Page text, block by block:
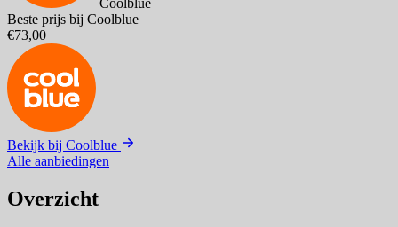
Coolblue
Beste prijs bij Coolblue
€73,00
Bekijk bij Coolblue
Alle aanbiedingen
Overzicht